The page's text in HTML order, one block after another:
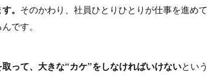
。 そのかわり、社員ひとりひとりが仕事を進め
です。
って、大きな“カケ”をしなければいけないとい